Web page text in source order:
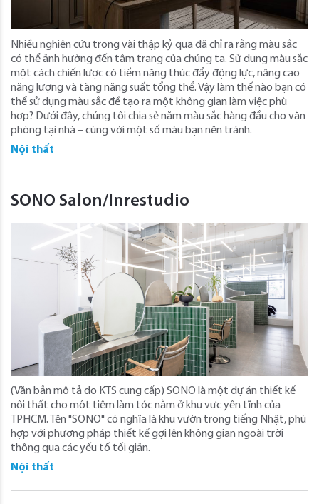
Nhiều nghiên cứu trong vài thập kỷ qua đã chỉ ra rằng màu sắc
có thể ảnh hưởng đến tâm trạng của chúng ta. Sử dụng màu sắc
một cách chiến lược có tiềm năng thúc đẩy động lực, nâng cao
năng lượng và tăng năng suất tổng thể. Vậy làm thế nào bạn có
thể sử dụng màu sắc để tạo ra một không gian làm việc phù
hợp? Dưới đây, chúng tôi chia sẻ năm màu sắc hàng đầu cho văn
phòng tại nhà – cùng với một số màu bạn nên tránh.
Nội thất
SONO Salon/Inrestudio
(Văn bản mô tả do KTS cung cấp) SONO là một dự án thiết kế
nội thất cho một tiệm làm tóc nằm ở khu vực yên tĩnh của
TPHCM. Tên "SONO" có nghĩa là khu vườn trong tiếng Nhật, phù
hợp với phương pháp thiết kế gợi lên không gian ngoài trời
thông qua các yếu tố tối giản.
Nội thất